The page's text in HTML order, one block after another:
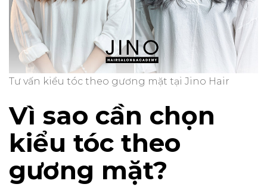
Tư vấn kiểu tóc theo gương mặt tại Jino Hair
Vì sao cần chọn
kiểu tóc theo
gương mặt?